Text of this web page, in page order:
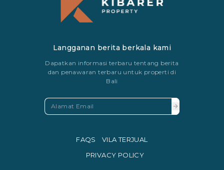
Langganan berita berkala kami
Dapatkan informasi terbaru tentang berita
dan penawaran terbaru untuk properti di
Bali
FAQS
VILA TERJUAL
PRIVACY POLICY